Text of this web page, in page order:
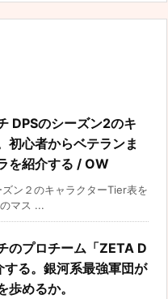
DPSのシーズン2のキ
初心者からベテランま
を紹介する / OW
ズン２のキャラクターTier表を
マス ...
のプロチーム「ZETA D
する。銀河系最強軍団が
めるか。